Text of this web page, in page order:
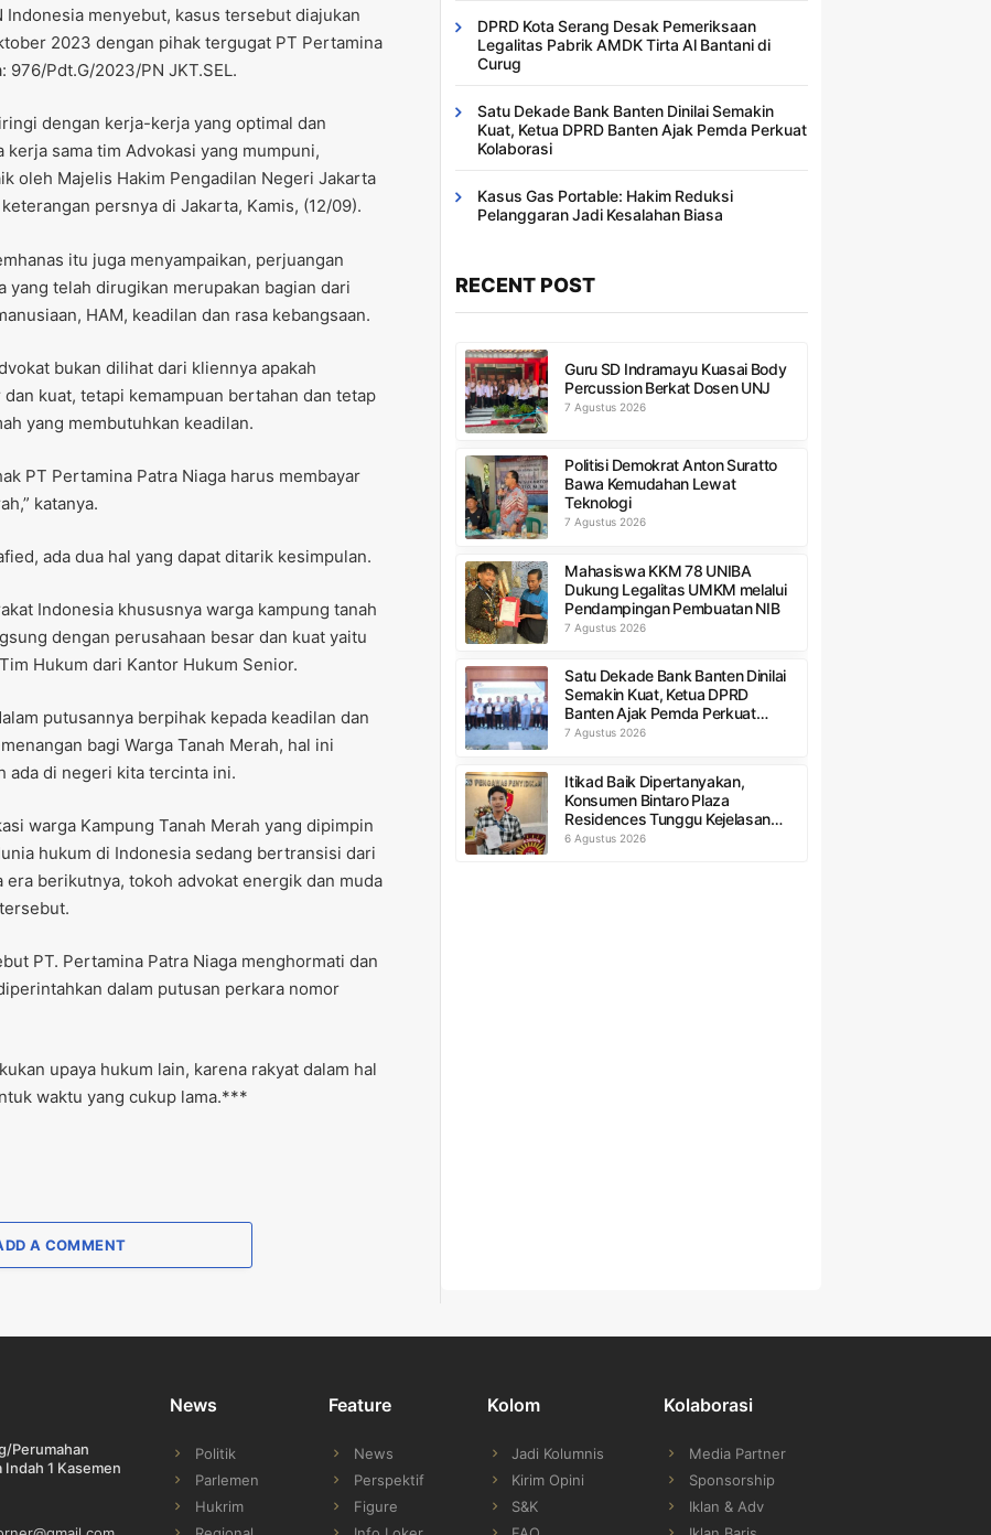
menyebut, kasus tersebut diajukan
2023 dengan pihak tergugat PT Pertamina
976/Pdt.G/2023/PN JKT.SEL.
dengan kerja-kerja yang optimal dan
sama tim Advokasi yang mumpuni,
oleh Majelis Hakim Pengadilan Negeri Jakarta
persnya di Jakarta, Kamis, (12/09).
itu juga menyampaikan, perjuangan
yang telah dirugikan merupakan bagian dari
HAM, keadilan dan rasa kebangsaan.
bukan dilihat dari kliennya apakah
kuat, tetapi kemampuan bertahan dan tetap
yang membutuhkan keadilan.
PT Pertamina Patra Niaga harus membayar
katanya.
ada dua hal yang dapat ditarik kesimpulan.
Indonesia khususnya warga kampung tanah
dengan perusahaan besar dan kuat yaitu
Hukum dari Kantor Hukum Senior.
putusannya berpihak kepada keadilan dan
bagi Warga Tanah Merah, hal ini
ada di negeri kita tercinta ini.
warga Kampung Tanah Merah yang dipimpin
hukum di Indonesia sedang bertransisi dari
berikutnya, tokoh advokat energik dan muda
PT. Pertamina Patra Niaga menghormati dan
dalam putusan perkara nomor
upaya hukum lain, karena rakyat dalam hal
waktu yang cukup lama.***
A COMMENT
DPRD Kota Serang Desak Pemeriksaan
Legalitas Pabrik AMDK Tirta Al Bantani di
Curug
Satu Dekade Bank Banten Dinilai Semakin
Kuat, Ketua DPRD Banten Ajak Pemda Perkuat
Kolaborasi
Kasus Gas Portable: Hakim Reduksi
Pelanggaran Jadi Kesalahan Biasa ​
RECENT POST
Guru SD Indramayu Kuasai Body
Percussion Berkat Dosen UNJ
7 Agustus 2026
Politisi Demokrat Anton Suratto
Bawa Kemudahan Lewat
Teknologi
7 Agustus 2026
Mahasiswa KKM 78 UNIBA
Dukung Legalitas UMKM melalui
Pendampingan Pembuatan NIB
7 Agustus 2026
Satu Dekade Bank Banten Dinilai
Semakin Kuat, Ketua DPRD
Banten Ajak Pemda Perkuat
Kolaborasi
7 Agustus 2026
Itikad Baik Dipertanyakan,
Konsumen Bintaro Plaza
Residences Tunggu Kejelasan
Refund
6 Agustus 2026
Perumahan
1 Kasemen
News
Politik
Parlemen
Hukrim
Feature
News
Perspektif
Figure
Kolom
Jadi Kolumnis
Kirim Opini
S&K
Kolaborasi
Media Partner
Sponsorship
Iklan & Adv